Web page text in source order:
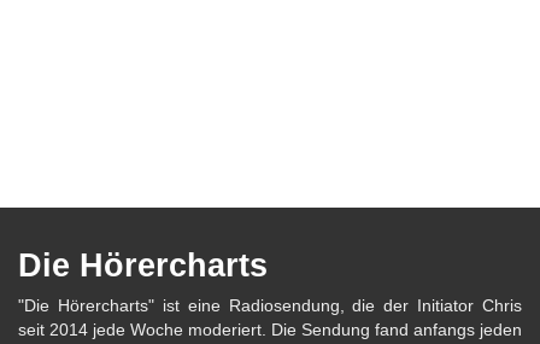
Die Hörercharts
"Die Hörercharts" ist eine Radiosendung, die der Initiator Chris
seit 2014 jede Woche moderiert. Die Sendung fand anfangs jeden